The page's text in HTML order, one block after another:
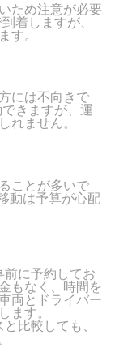
ため注意が必要
着しますが、
す。
には不向きで
きますが、運
れません。
ことが多いで
動は予算が心配
に予約してお
もなく、時間を
両とドライバー
ます。
比較しても、